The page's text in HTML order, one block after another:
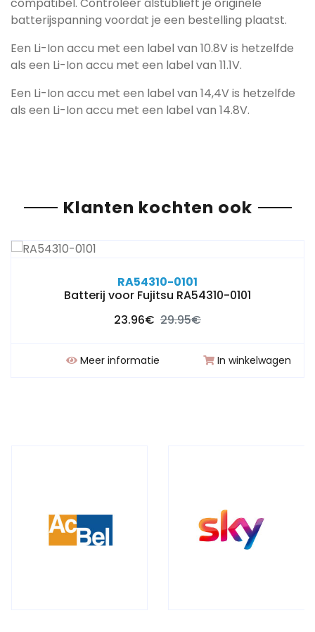
batterijspanning voordat je een bestelling plaatst.
Een Li-Ion accu met een label van 10.8V is hetzelfde
als een Li-Ion accu met een label van 11.1V.
Een Li-Ion accu met een label van 14,4V is hetzelfde
als een Li-Ion accu met een label van 14.8V.
Klanten kochten ook
RA54310-0101
Batterij voor Fujitsu RA54310-0101
23.96€ 29.95€
Meer informatie In winkelwagen